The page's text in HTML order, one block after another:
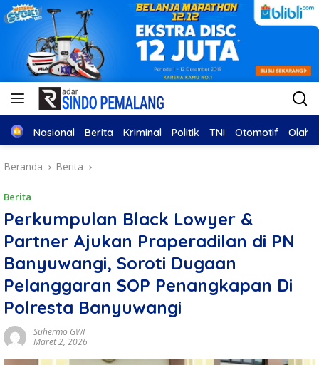
Home
Nasional Berita Kriminal Politik TNI Otomotif
Beranda Berita
Berita
Perkumpulan Black Lowyer &
Partner Ajukan Praperadilan di PN
Banyuwangi, Soroti Dugaan
Pelanggaran SOP Penangkapan Di
Polresta Banyuwangi
Suhermo GWI
Maret 2, 2026